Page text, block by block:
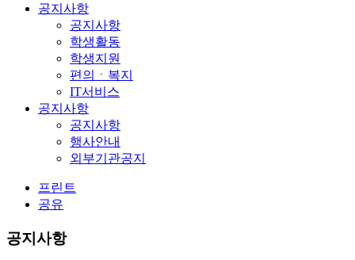
공지사항
공지사항
학생활동
학생지원
편의ㆍ복지
IT서비스
공지사항
공지사항
행사안내
외부기관공지
프린트
공유
공지사항